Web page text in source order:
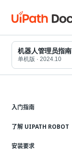
机器人管理员指南
单机版 · 2024.10
入门指南
了解 UIPATH ROBOT
安装要求